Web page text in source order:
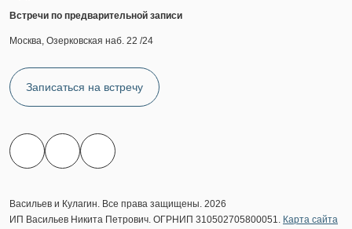
Встречи по предварительной записи
Москва, Озерковская наб. 22 /24
Записаться на встречу
Васильев и Кулагин. Все права защищены. 2026
ИП Васильев Никита Петрович. ОГРНИП 310502705800051. Карта сайта